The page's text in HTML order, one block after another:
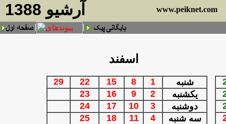
آرشيو 1388 www.peiknet.com
اسفند
29 22 15 8 1
شنبه
23
16 9 2
یكشنبه
24
17 10 3
دوشنبه
25
18 11 4
سه شنبه